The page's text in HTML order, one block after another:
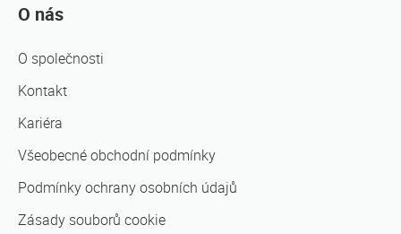
O nás
O společnosti
Kontakt
Kariéra
Všeobecné obchodní podmínky
Podmínky ochrany osobních údajů
Zásady souborů cookie